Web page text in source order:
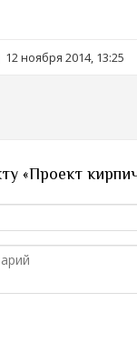
12 ноября 2014, 13:25
«Проект